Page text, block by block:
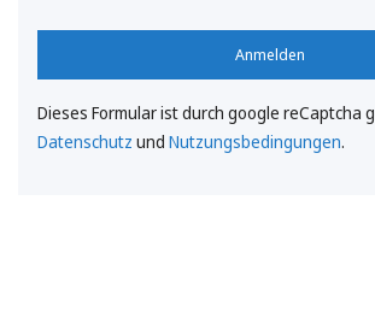
Anmelden
Dieses Formular ist durch google reCaptcha
Datenschutz und Nutzungsbedingungen.